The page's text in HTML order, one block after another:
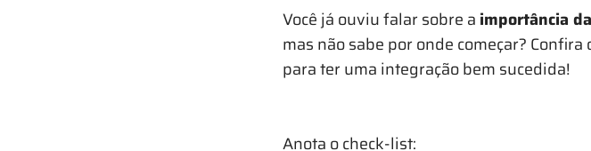
Você já ouviu falar sobre a importância
mas não sabe por onde começar?
para ter uma integração bem sucedida!
Anota o check-list: